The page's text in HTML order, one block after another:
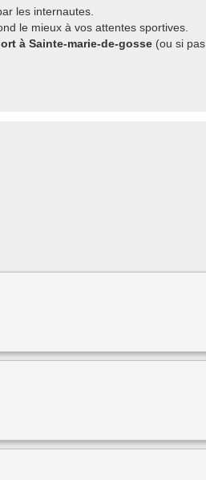
les internautes.
le mieux à vos attentes sportives.
à Sainte-marie-de-gosse (ou si pas